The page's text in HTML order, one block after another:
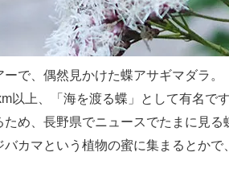
で、偶然見かけた蝶アサギマダラ。
以上、「海を渡る蝶」として有名で
ため、長野県でニュースでたまに見る
バカマという植物の蜜に集まるとかで